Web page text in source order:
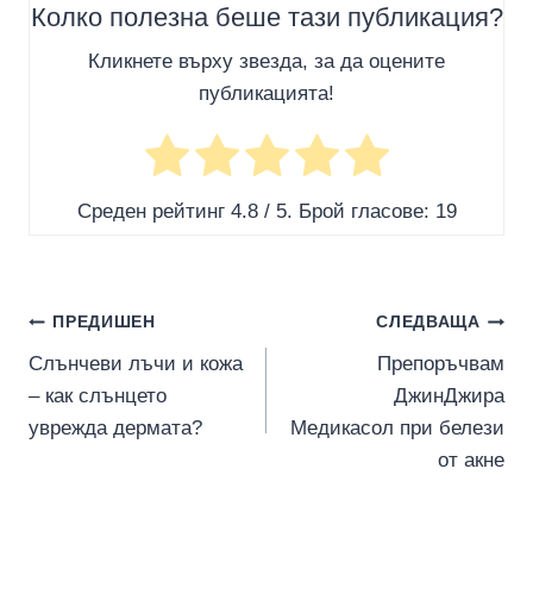
Колко полезна беше тази публикация?
Кликнете върху звезда, за да оцените
публикацията!
Среден рейтинг 4.8/ 5. Брой гласове: 19
Навигация
ПРЕДИШЕН
Слънчеви лъчи и кожа
– как слънцето
уврежда дермата?
СЛЕДВАЩА
Препоръчвам
ДжинДжира
Медикасол при белези
от акне